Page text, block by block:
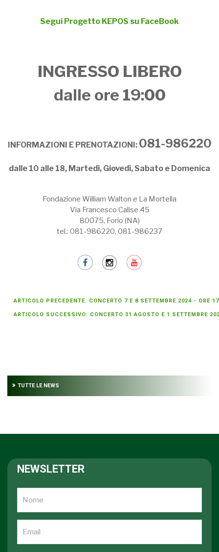
Segui Progetto KEPOS su FaceBook
INGRESSO LIBERO
dalle ore 19:00
INFORMAZIONI E PRENOTAZIONI: 081-986220
dalle 10 alle 18, Martedì, Giovedì, Sabato e Domenica
Fondazione William Walton e La Mortella
Via Francesco Calise 45
80075, Forio (NA)
tel.: 081-986220, 081-986237
ARTICOLO PRECEDENTE: CONCERTO 7 E 8 SETTEMBRE 2024 - ORE
ARTICOLO SUCCESSIVO: CONCERTO 31 AGOSTO E 1 SETTEMBRE
TUTTE LE NEWS
NEWSLETTER